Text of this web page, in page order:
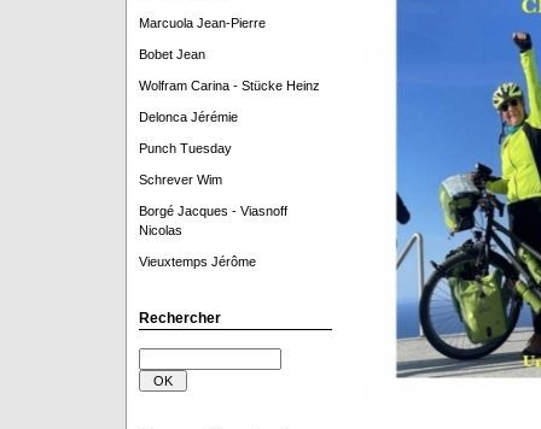
Marcuola Jean-Pierre
Bobet Jean
Wolfram Carina - Stücke Heinz
Delonca Jérémie
Punch Tuesday
Schrever Wim
Borgé Jacques - Viasnoff
Nicolas
Vieuxtemps Jérôme
Rechercher